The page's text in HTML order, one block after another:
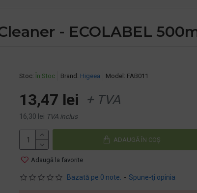
- ECOLABEL
Stoc: În Stoc Brand: Higeea Model: FAB011
Bazată pe 0 note. - Spune-ţi opinia
13,47 lei + TVA
16,30 lei TVA inclus
ADAUGĂ ÎN COŞ
Adaugă la favorite